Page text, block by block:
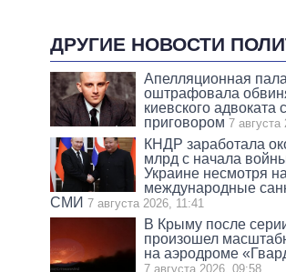
ДРУГИЕ НОВОСТИ
Апелляционная
оштрафовала
киевского адвоката с
приговором 7 августа
КНДР заработала
млрд с начала
Украине несмотря на
международные
СМИ 7 августа 2026, 11:41
В Крыму после
произошел
на аэродроме
7 августа 2026, 09:58